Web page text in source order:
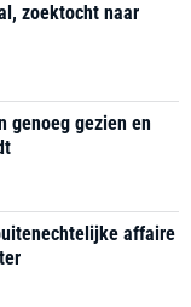
zoektocht naar
genoeg gezien en
affaire